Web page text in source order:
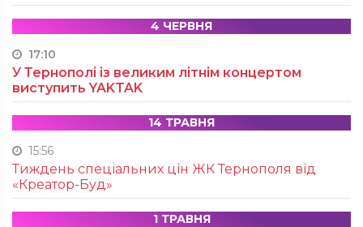
4 ЧЕРВНЯ
17:10
У Тернополі із великим літнім концертом
виступить YAKTAK
14 ТРАВНЯ
15:56
Тиждень спеціальних цін ЖК Тернополя від
«Креатор-Буд»
1 ТРАВНЯ